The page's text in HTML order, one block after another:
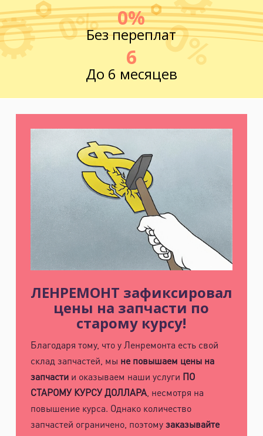
0%
Без переплат
6
До 6 месяцев
ЛЕНРЕМОНТ зафиксировал
цены на запчасти по
старому курсу!
Благодаря тому, что у Ленремонта есть свой
склад запчастей, мы не повышаем цены на
запчастии оказываем наши услуги ПО
СТАРОМУ КУРСУ ДОЛЛАРА, несмотря на
повышение курса. Однако количество
запчастей ограничено, поэтомузаказывайте